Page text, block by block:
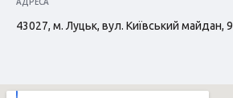
43027, м. Луцьк, вул. Київський майдан, 9